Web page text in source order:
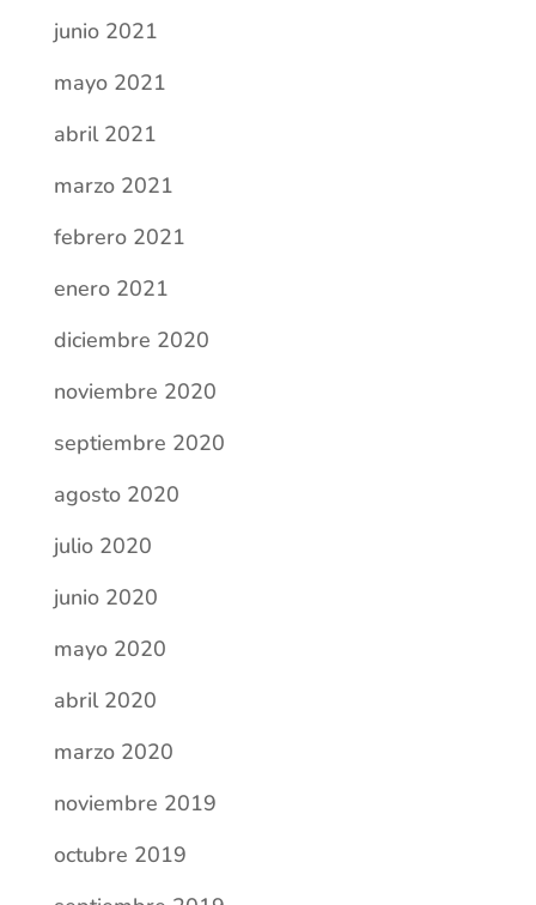
septiembre 2020
agosto 2020
julio 2020
junio 2020
mayo 2020
abril 2020
marzo 2020
noviembre 2019
octubre 2019
septiembre 2019
Categorías
Actividades escolares
Comunicados
COVID-19
Erasmus
Yo escribo